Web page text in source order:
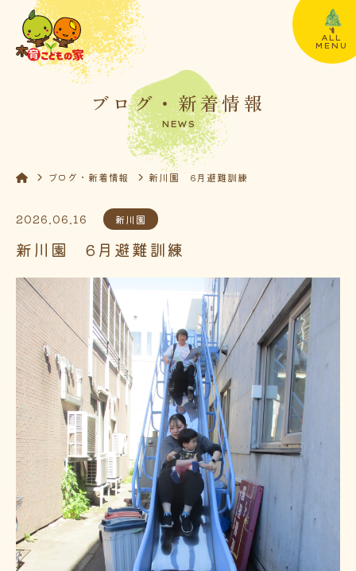
ALL
MENU
ブログ・新着情報
NEWS
ブログ・新着情報 新川園 6月避難訓練
2026.06.16 新川園
新川園 6月避難訓練